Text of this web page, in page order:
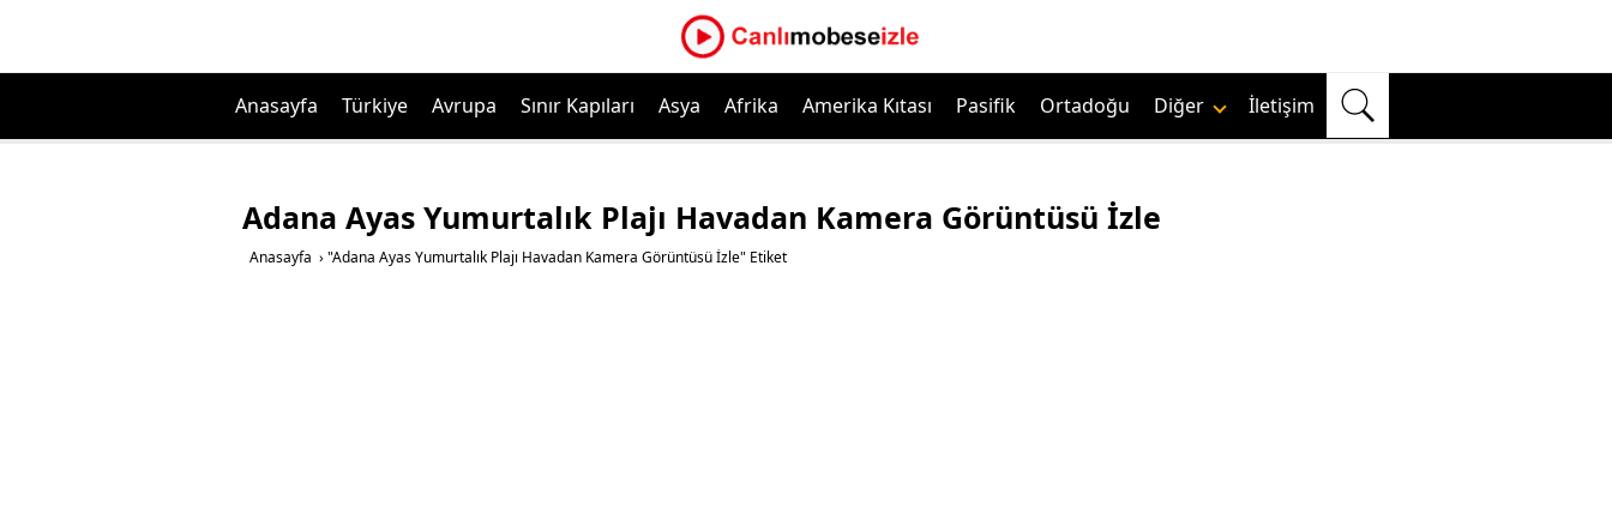
Anasayfa Türkiye Avrupa Sınır Kapıları Asya Afrika Amerika Kıtası Pasifik Ortadoğu Diğer İletişim
Adana Ayas Yumurtalık Plajı Havadan Kamera Görüntüsü İzle
Anasayfa › "Adana Ayas Yumurtalık Plajı Havadan Kamera Görüntüsü İzle" Etiket